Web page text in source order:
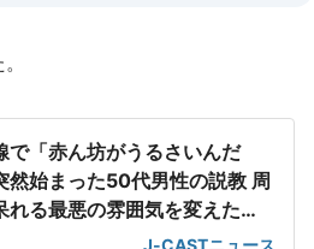
で「赤ん坊がうるさいんだ
然始まった50代男性の説教 周
れる最悪の雰囲気を変えた
J-CASTニュース